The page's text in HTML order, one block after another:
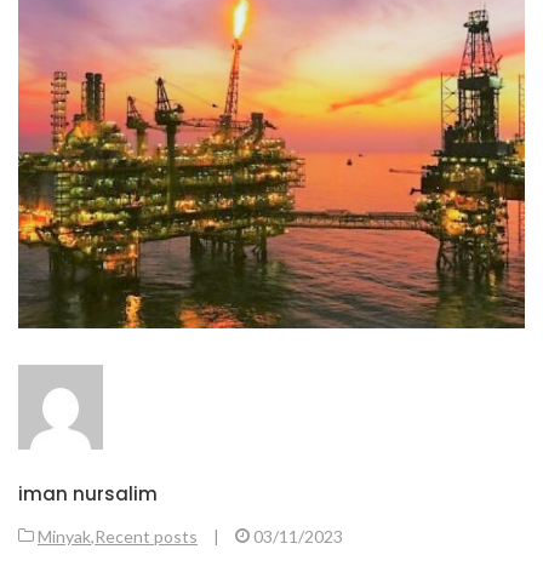
iman nursalim
Minyak,Recent posts | 03/11/2023